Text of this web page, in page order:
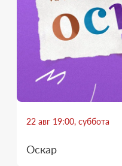
22 авг 19:00, суббота
Оскар